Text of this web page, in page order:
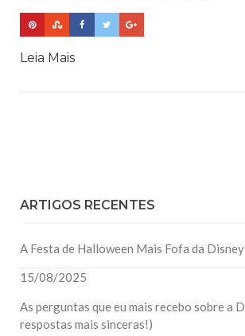
Leia Mais
ARTIGOS RECENTES
A Festa de Halloween Mais Fofa da
15/08/2025
As perguntas que eu mais recebo sobre a
respostas mais sinceras!)